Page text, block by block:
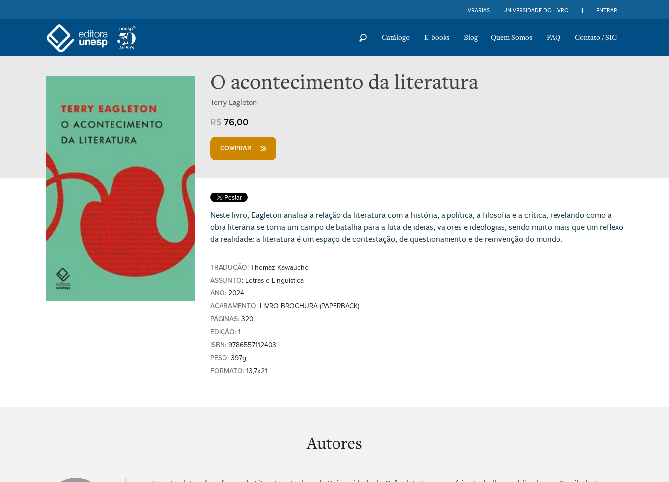
LIVRARIAS UNIVERSIDADE DO LIVRO ENTRAR
Catálogo E-books Blog Quem Somos FAQ Contato / SIC
O acontecimento da literatura
Terry Eagleton
R$ 76,00
COMPRAR
Neste livro, Eagleton analisa a relação da literatura com a história, a política, a filosofia e a crítica, revelando como a
obra literária se torna um campo de batalha para a luta de ideias, valores e ideologias, sendo muito mais que um reflexo
da realidade: a literatura é um espaço de contestação, de questionamento e de reinvenção do mundo.
TRADUÇÃO: Thomaz Kawauche
ASSUNTO: Letras e Linguística
ANO: 2024
ACABAMENTO: LIVRO BROCHURA (PAPERBACK)
PÁGINAS: 320
EDIÇÃO: 1
ISBN: 9786557112403
PESO: 397g
FORMATO: 13,7x21
Autores